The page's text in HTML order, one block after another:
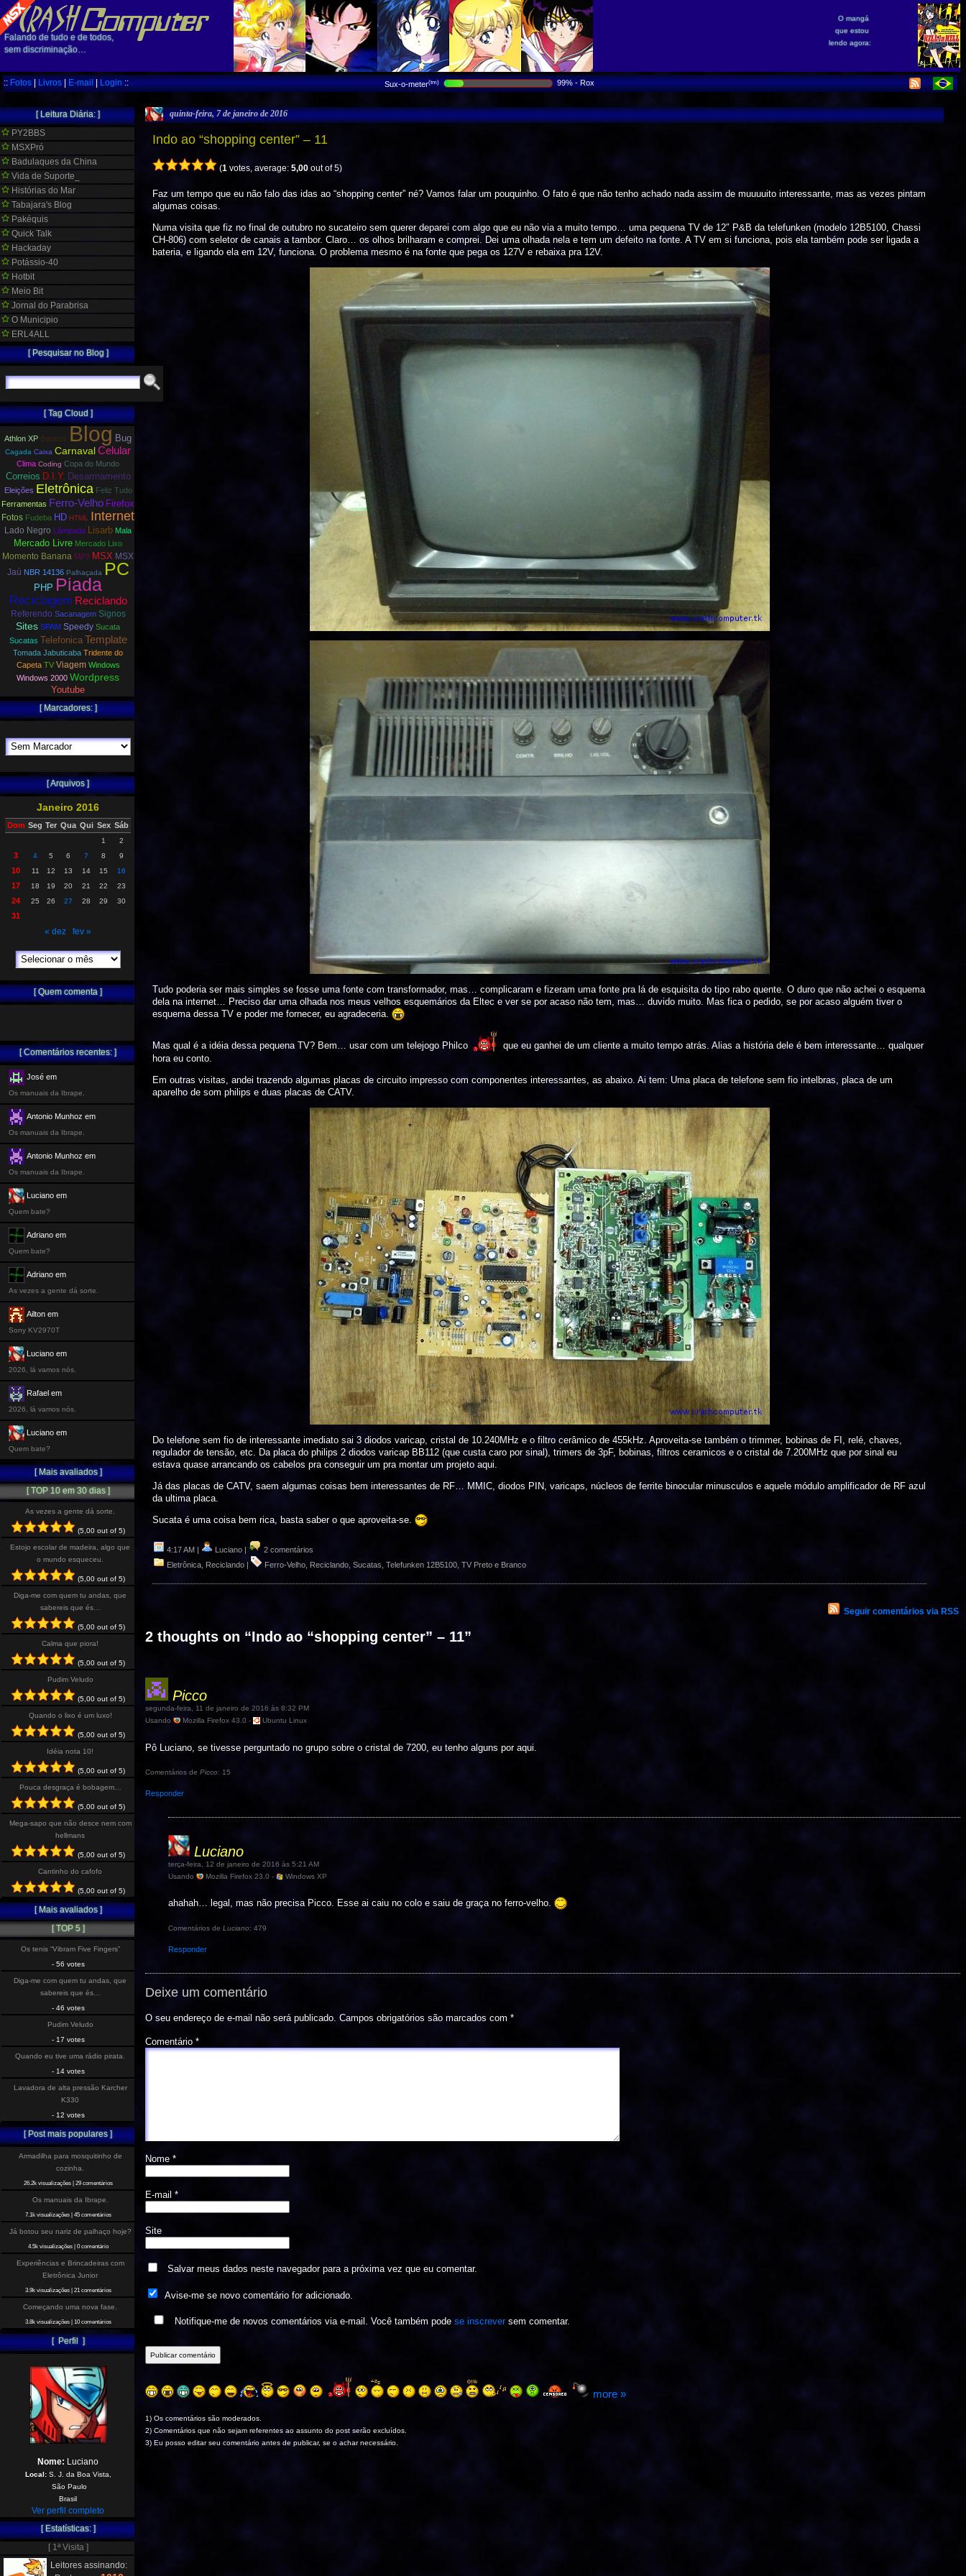
Falando de tudo e de todos,
sem discriminação…
O mangá
que estou
lendo agora:
::Fotos|Livros|E-mail|Login:: Sux-o-meter(tm) 99% - Rox
quinta-feira, 7 de janeiro de 2016
Indo ao “shopping center” – 11
(1 votes, average:5,00 out of 5)
Faz um tempo que eu não falo das idas ao “shopping center” né? Vamos falar um pouquinho. O fato é que não tenho achado nada assim de muuuuito interessante, mas as vezes pintam
algumas coisas.
Numa visita que fiz no final de outubro no sucateiro sem querer deparei com algo que eu não via a muito tempo… uma pequena TV de 12″ P&B da telefunken (modelo 12B5100, Chassi
CH-806) com seletor de canais a tambor. Claro… os olhos brilharam e comprei. Dei uma olhada nela e tem um defeito na fonte. A TV em si funciona, pois ela também pode ser ligada a
bateria, e ligando ela em 12V, funciona. O problema mesmo é na fonte que pega os 127V e rebaixa pra 12V.
Tudo poderia ser mais simples se fosse uma fonte com transformador, mas… complicaram e fizeram uma fonte pra lá de esquisita do tipo rabo quente. O duro que não achei o esquema
dela na internet… Preciso dar uma olhada nos meus velhos esquemários da Eltec e ver se por acaso não tem, mas… duvido muito. Mas fica o pedido, se por acaso alguém tiver o
esquema dessa TV e poder me fornecer, eu agradeceria.
Mas qual é a idéia dessa pequena TV? Bem… usar com um telejogo Philco
que eu ganhei de um cliente a muito tempo atrás. Alias a história dele é bem interessante… qualquer
hora eu conto.
Em outras visitas, andei trazendo algumas placas de circuito impresso com componentes interessantes, as abaixo. Ai tem: Uma placa de telefone sem fio intelbras, placa de um
aparelho de som philips e duas placas de CATV.
Do telefone sem fio de interessante imediato sai 3 diodos varicap, cristal de 10.240MHz e o filtro cerâmico de 455kHz. Aproveita-se também o trimmer, bobinas de FI, relé, chaves,
regulador de tensão, etc. Da placa do philips 2 diodos varicap BB112 (que custa caro por sinal), trimers de 3pF, bobinas, filtros ceramicos e o cristal de 7.200MHz que por sinal eu
estava quase arrancando os cabelos pra conseguir um pra montar um projeto aqui.
Já das placas de CATV, saem algumas coisas bem interessantes de RF… MMIC, diodos PIN, varicaps, núcleos de ferrite binocular minusculos e aquele módulo amplificador de RF azul
da ultima placa.
Sucata é uma coisa bem rica, basta saber o que aproveita-se.
4:17 AM | Luciano |
2 comentários
Eletrônica Reciclando | Ferro-Velho Reciclando ,Sucatas ,Telefunken 12B5100 ,TV Preto e Branco
Seguir comentários via RSS
2 thoughts on “Indo ao “shopping center” – 11”
Picco
segunda-feira, 11 de janeiro de 2016 às 8:32 PM
Usando
Mozilla Firefox 43.0 - Ubuntu Linux
Pô Luciano, se tivesse perguntado no grupo sobre o cristal de 7200, eu tenho alguns por aqui.
Comentários dePicco: 15
Responder
Luciano
terça-feira, 12 de janeiro de 2016 às 5:21 AM
Usando
Mozilla Firefox 23.0 - Windows XP
ahahah… legal, mas não precisa Picco. Esse ai caiu no colo e saiu de graça no ferro-velho.
Comentários deLuciano: 479
Responder
Deixe um comentário
O seu endereço de e-mail não será publicado. Campos obrigatórios são marcados com*
Comentário*
Nome*
E-mail*
Site
Salvar meus dados neste navegador para a próxima vez que eu comentar.
Avise-me se novo comentário for adicionado.
Notifique-me de novos comentários via e-mail. Você também podese inscreversem comentar.
more »
1) Os comentários são moderados.
2) Comentários que não sejam referentes ao assunto do post serão excluídos.
3) Eu posso editar seu comentário antes de publicar, se o achar necessário.
[ Leitura Diária: ]
PY2BBS
MSXPró
Badulaques da China
Vida de Suporte_
Histórias do Mar
Tabajara's Blog
Pakéquis
Quick Talk
Hackaday
Potássio-40
Hotbit
Meio Bit
Jornal do Parabrisa
O Municipio
ERL4ALL
[ Pesquisar no Blog ]
[ Tag Cloud ]
Athlon XP Bancos Blog Bug
Cagada Caixa CarnavalCelular
Clima Coding Copa do Mundo
Correios D.I.Y. Desarmamento
Eleições Eletrônica Feliz Tudo
Ferramentas Ferro-Velho Firefox
Fotos Fudeba HD HTML Internet
Lado Negro Lâmpada Lisarb Mala
Mercado Livre Mercado Lixo
Momento Banana MP3 MSX MSX
Jaú NBR 14136 Palhaçada PC
PHP Piada
Reciclagem Reciclando
Referendo Sacanagem Signos
Sites SPAM Speedy Sucata
Sucatas Telefonica Template
Tomada Jabuticaba Tridente do
Capeta TV Viagem Windows
Windows 2000 Wordpress
Youtube
[ Marcadores: ]
[ Arquivos ]
Janeiro 2016
Dom Seg Ter Qua Qui Sex Sáb
1 2
3 4 5 6 7 8 9
10 11 12 13 14 15 16
17 18 19 20 21 22 23
24 25 26 27 28 29 30
31
« dez fev »
[ Quem comenta ]
[ Comentários recentes: ]
José em
Os manuais da Ibrape.
Antonio Munhoz em
Os manuais da Ibrape.
Antonio Munhoz em
Os manuais da Ibrape.
Luciano em
Quem bate?
Adriano em
Quem bate?
Adriano em
As vezes a gente dá sorte.
Ailton em
Sony KV2970T
Luciano em
2026, lá vamos nós.
Rafael em
2026, lá vamos nós.
Luciano em
Quem bate?
[ Mais avaliados ]
[ TOP 10 em 30 dias ]
As vezes a gente dá sorte.
(5,00 out of 5)
Estojo escolar de madeira, algo que
o mundo esqueceu.
(5,00 out of 5)
Diga-me com quem tu andas, que
sabereis que és…
(5,00 out of 5)
Calma que piora!
(5,00 out of 5)
Pudim Veludo
(5,00 out of 5)
Quando o lixo é um luxo!
(5,00 out of 5)
Idéia nota 10!
(5,00 out of 5)
Pouca desgraça é bobagem…
(5,00 out of 5)
Mega-sapo que não desce nem com
hellmans
(5,00 out of 5)
Cantinho do cafofo
(5,00 out of 5)
[ Mais avaliados ]
[ TOP 5 ]
Os tenis “Vibram Five Fingers”
- 56 votes
Diga-me com quem tu andas, que
sabereis que és…
- 46 votes
Pudim Veludo
- 17 votes
Quando eu tive uma rádio pirata.
- 14 votes
Lavadora de alta pressão Karcher
K330
- 12 votes
[ Post mais populares ]
Armadilha para mosquitinho de
cozinha.
26.2k visualizações| 29 comentários
Os manuais da Ibrape.
7.1k visualizações| 45 comentários
Já botou seu nariz de palhaço hoje?
4.5k visualizações| 0 comentário
Experiências e Brincadeiras com
Eletrônica Junior
3.9k visualizações| 21 comentários
Começando uma nova fase.
3.8k visualizações| 10 comentários
[ Perfil ]
Nome: Luciano
Local:S. J. da Boa Vista,
São Paulo
Brasil
Ver perfil completo
[ Estatísticas: ]
[ 1ª Visita ]
Leitores assinando: